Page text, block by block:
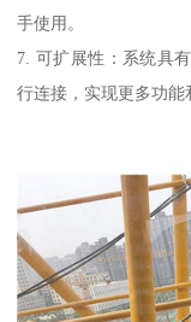
手使用。
7. 可扩展性：系统具
行连接，实现更多功能